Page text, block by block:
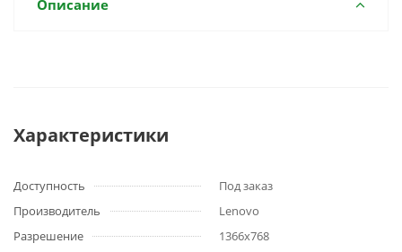
Описание
Характеристики
Доступность
Под заказ
Производитель
Lenovo
Разрешение
1366x768